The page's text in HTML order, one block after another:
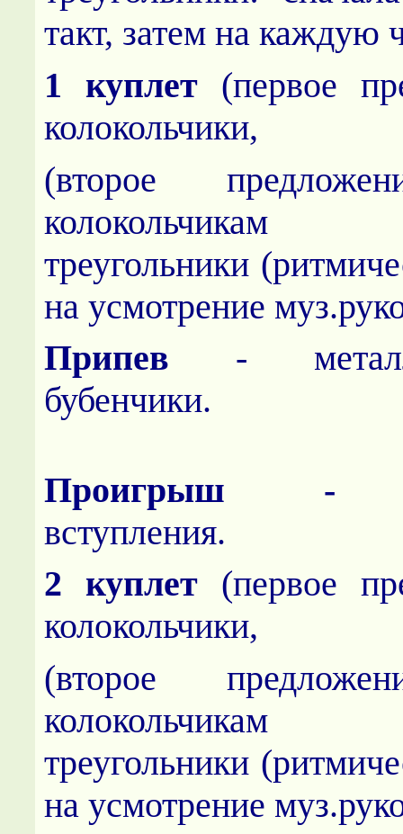
такт, затем на каждую
1 куплет (первое
колокольчики,
(второе
колокольчикам
треугольники
на усмотрение
Припев -
бубенчики.
Проигрыш
вступления.
2 куплет (первое
колокольчики,
(второе
колокольчикам
треугольники
на усмотрение